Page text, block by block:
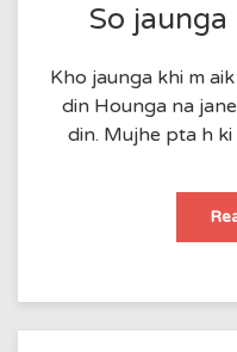
So
Kho jaunga khi m
din Hounga na
din. Mujhe pta h